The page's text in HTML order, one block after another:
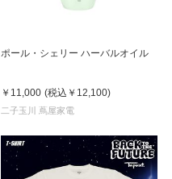
ポール・シェリー ハーバルオイル
￥11,000 (税込 ￥12,100)
二子玉川 蔦屋家電